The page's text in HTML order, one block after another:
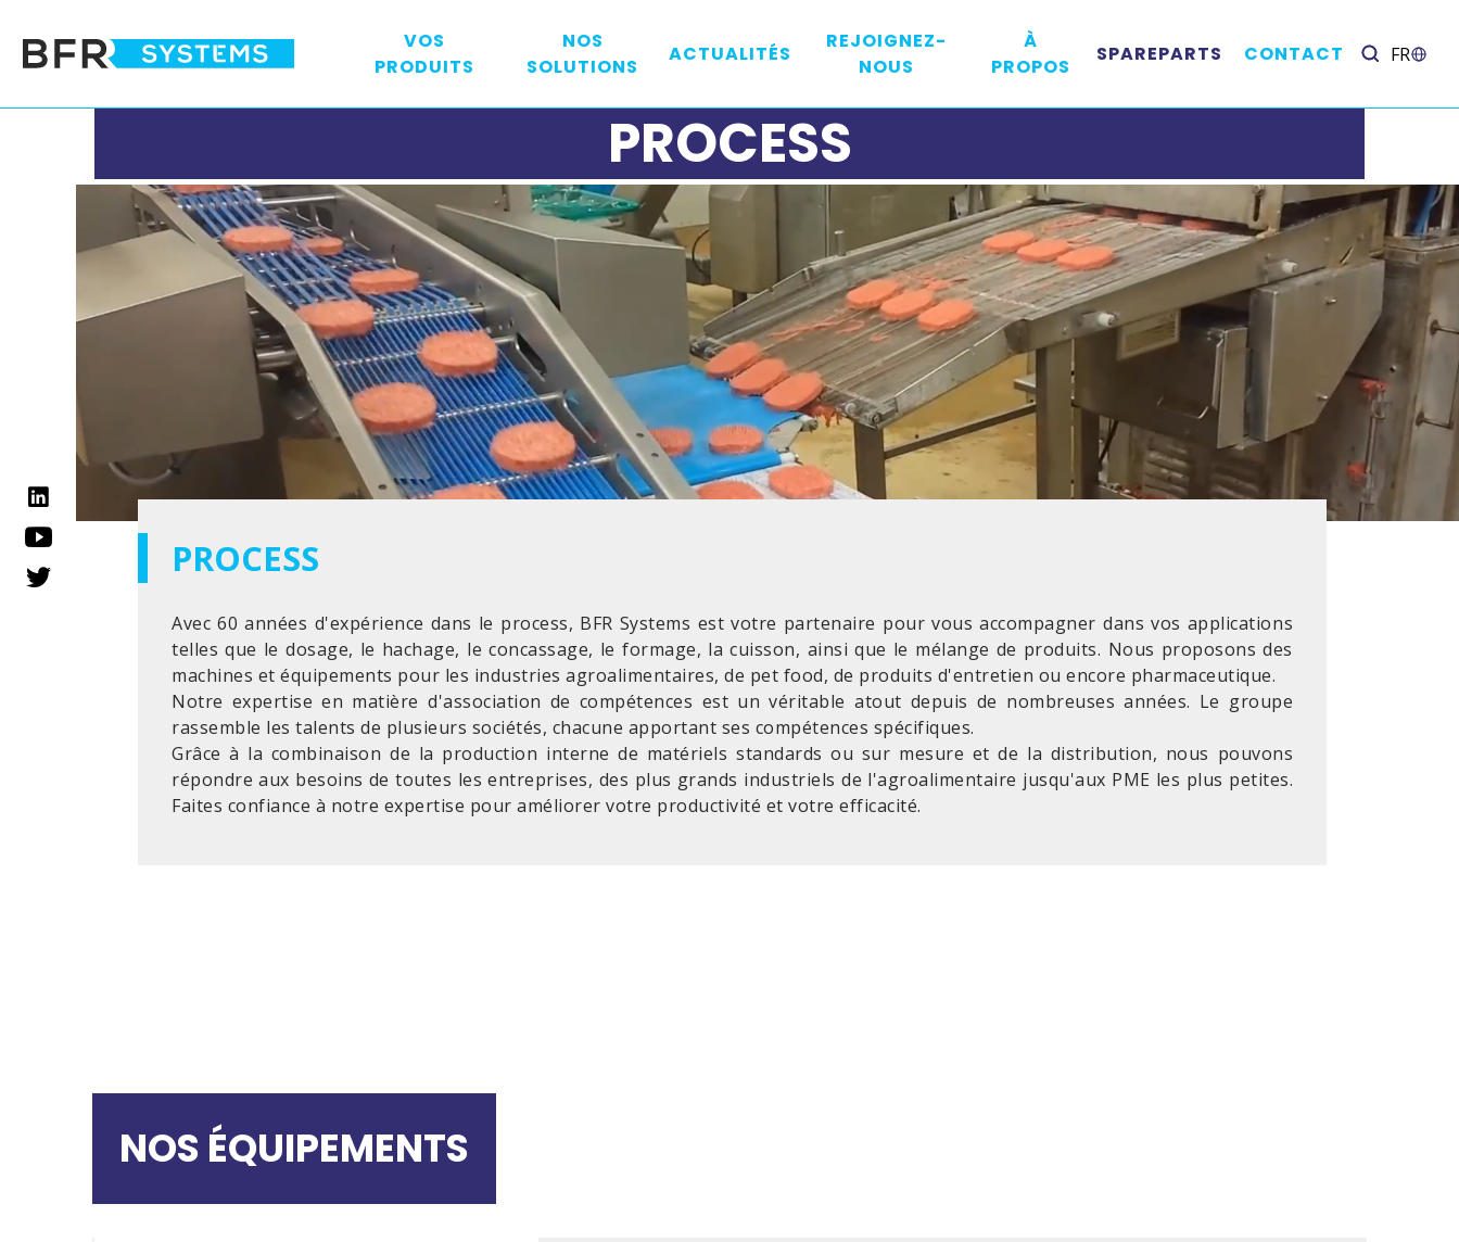
VOS
PRODUITS
NOS
SOLUTIONS
ACTUALITÉS
REJOIGNEZ-
NOUS
À
PROPOS
SPAREPARTS CONTACT FR
PROCESS
PROCESS
Avec 60 années d'expérience dans le process, BFR Systems est votre partenaire pour vous accompagner dans vos applications
telles que le dosage, le hachage, le concassage, le formage, la cuisson, ainsi que le mélange de produits. Nous proposons des
machines et équipements pour les industries agroalimentaires, de pet food, de produits d'entretien ou encore pharmaceutique.
Notre expertise en matière d'association de compétences est un véritable atout depuis de nombreuses années. Le groupe
rassemble les talents de plusieurs sociétés, chacune apportant ses compétences spécifiques.
Grâce à la combinaison de la production interne de matériels standards ou sur mesure et de la distribution, nous pouvons
répondre aux besoins de toutes les entreprises, des plus grands industriels de l'agroalimentaire jusqu'aux PME les plus petites.
Faites confiance à notre expertise pour améliorer votre productivité et votre efficacité.
NOS ÉQUIPEMENTS